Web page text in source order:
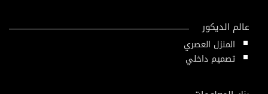
عالم الديكور
المنزل العصري
تصميم داخلي